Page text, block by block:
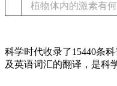
植物体内的激素有
科学时代收录了15440条
及英语词汇的翻译，是科